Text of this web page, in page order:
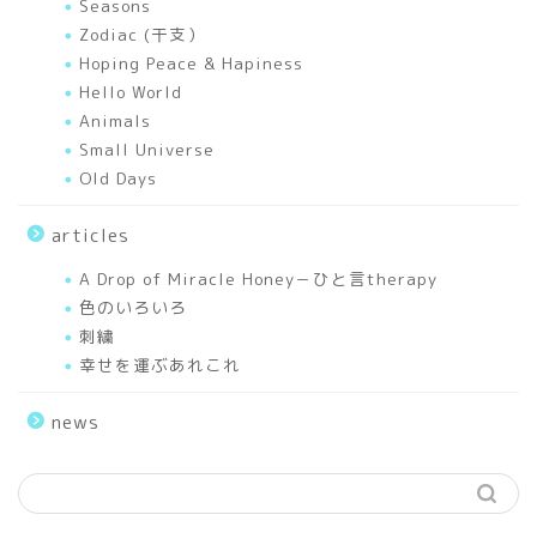
Seasons
Zodiac (干支）
Hoping Peace & Hapiness
Hello World
Animals
Small Universe
Old Days
articles
A Drop of Miracle Honey－ひと言therapy
色のいろいろ
刺繍
幸せを運ぶあれこれ
news